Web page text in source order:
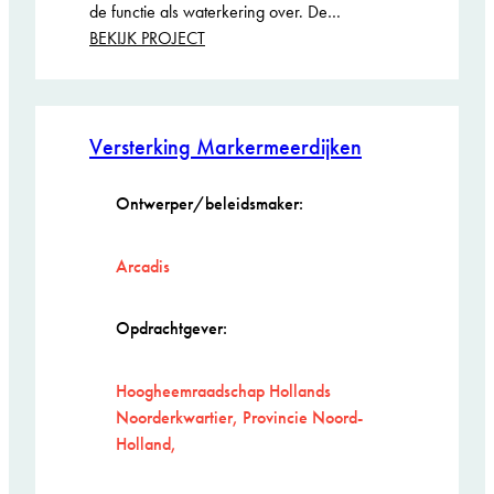
de functie als waterkering over. De…
BEKIJK PROJECT:
Markermeerdijken,
ARIE KEPPLER
Versterking Markermeerdijken
Ontwerper/beleidsmaker:
Arcadis
Opdrachtgever:
Hoogheemraadschap Hollands
Noorderkwartier, Provincie Noord-
Holland,